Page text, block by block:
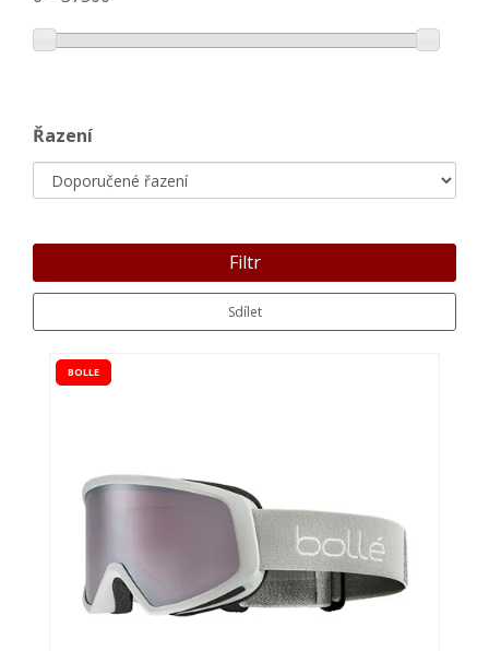
Řazení
Filtr
Sdílet
BOLLE